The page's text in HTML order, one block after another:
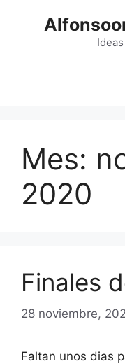
Mes:
2020
Finales
28 noviembre,
Faltan unos dias